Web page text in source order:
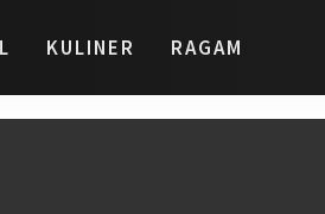
KULINER RAGAM